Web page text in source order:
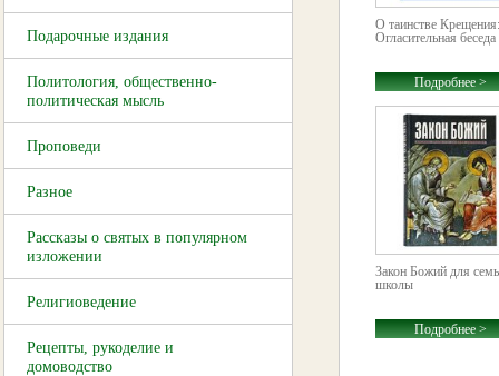
Подарочные издания
Политология, общественно-
политическая мысль
Проповеди
Разное
Рассказы о святых в популярном
изложении
Религиоведение
Рецепты, рукоделие и
домоводство
О таинстве Крещения:
Огласительная беседа
Подробнее >
Закон Божий для
школы
Подробнее >